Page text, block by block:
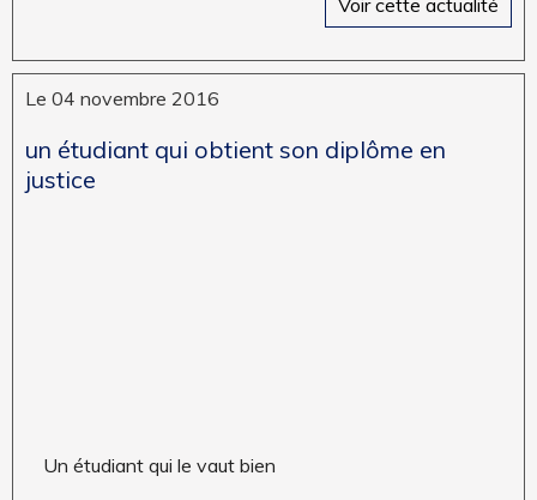
Voir cette actualité
Le 04 novembre 2016
un étudiant qui obtient son diplôme en
justice
un étudiant qui le vaut bien